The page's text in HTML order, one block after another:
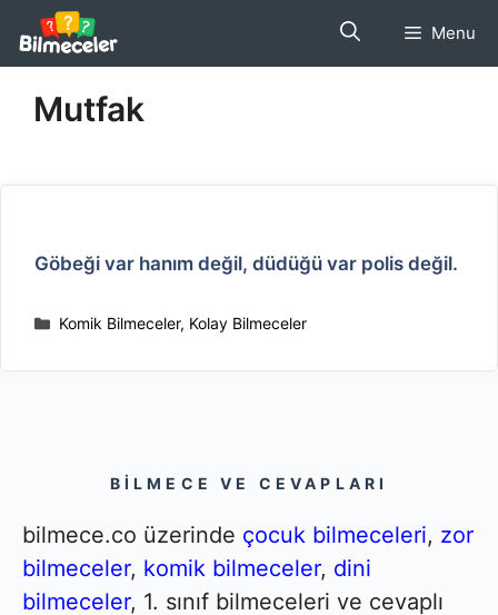
İçeriğe
atla
Menu
Mutfak
Göbeği var hanım değil, düdüğü var polis değil.
Kategoriler
Komik Bilmeceler, Kolay Bilmeceler
BILMECE VE CEVAPLARI
bilmece.co üzerinde çocuk bilmeceleri, zor
bilmeceler, komik bilmeceler, dini
bilmeceler, 1. sınıf bilmeceleri ve cevaplı